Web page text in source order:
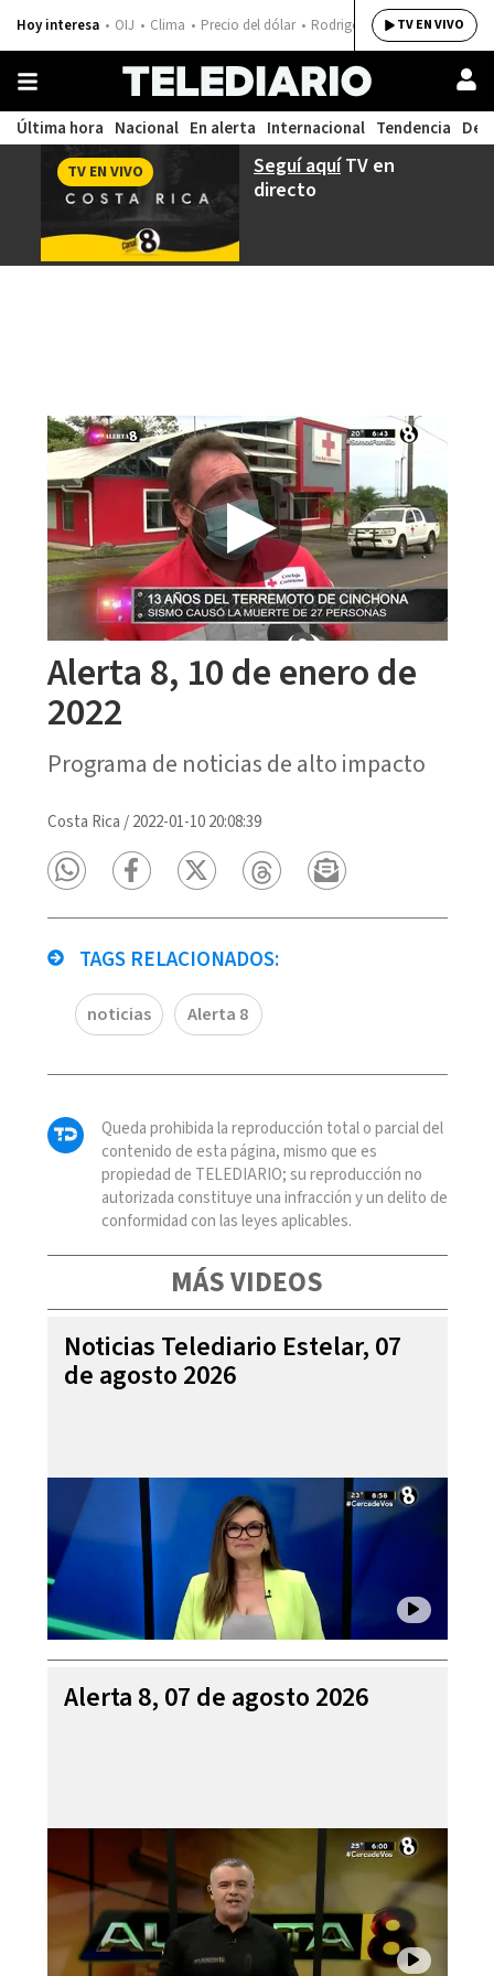
Hoy interesa OIJ Clima Precio del dólar Rodrigo ChavesTV EN VIVO
Última hora Nacional En alerta Internacional Tendencia
Seguí aquíTV en
directo
TV EN VIVO
Alerta 8, 10 de enero de
2022
Programa de noticias de alto impacto
Costa Rica /2022-01-10 20:08:39
TAGS RELACIONADOS:
noticias Alerta 8
Queda prohibida la reproducción total o parcial del
contenido de esta página, mismo que es
propiedad de TELEDIARIO; su reproducción no
autorizada constituye una infracción y un delito de
conformidad con las leyes aplicables.
MÁS VIDEOS
Noticias Telediario Estelar, 07
de agosto 2026
Alerta 8, 07 de agosto 2026